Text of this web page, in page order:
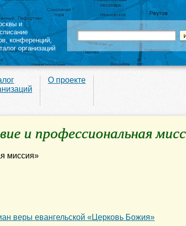
и
,конференций,
организаций
О проекте
и профессиональная
веры евангельской «Церковь Божия»